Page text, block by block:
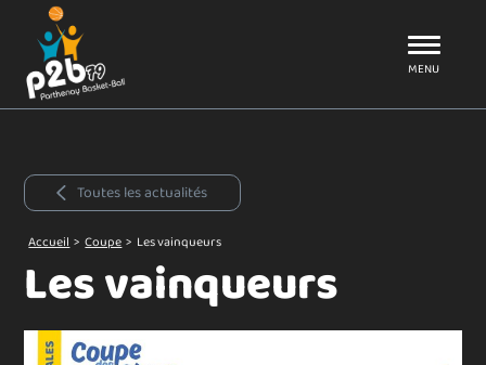
P2B79
MENU
Toutes les actualités
Accueil > Coupe > Les vainqueurs
Les vainqueurs